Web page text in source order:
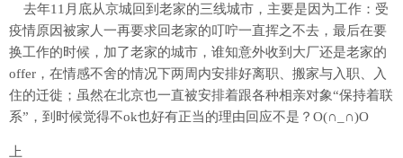
去年11月底从京城回到老家的三线城市，主要是因为工作：受
疫情原因被家人一再要求回老家的叮咛一直挥之不去，最后在要
换工作的时候，加了老家的城市，谁知意外收到大厂还是老家的
offer，在情感不舍的情况下两周内安排好离职、搬家与入职、入
住的迁徙；虽然在北京也一直被安排着跟各种相亲对象“保持着联
系”，到时候觉得不ok也好有正当的理由回应不是？O(∩_∩)O
上